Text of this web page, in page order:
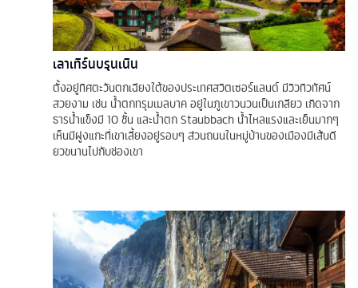
เลาเทิร์นบรุนเนิน
ตั้งอยู่ทิศตะวันตกเฉียงใต้ของประเทศสวิตเซอร์แลนด์ มีวิวทิวทัศน์
สวยงาม เช่น น้ำตกทรุมเมลบาค อยู่ในภูเขาวนวนเป็นเกลียว เกิดจาก
ธารน้ำแข็งมี 10 ชั้น และน้ำตก Staubbach น้ำไหลแรงและเย็นมากๆ
เห็นมีฝูงแกะที่เขาเลี้ยงอยู่รอบๆ ส่วนถนนในหมู่บ้านของเมืองมีเส้นดี
ยวขนานไปกับช่องเขา